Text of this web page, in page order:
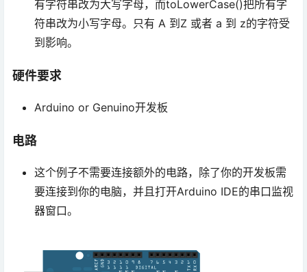
有字符串改为大写字母，而toLowerCase()把所有字
符串改为小写字母。只有 A 到Z 或者 a 到 z的字符受
到影响。
硬件要求
Arduino or Genuino开发板
电路
这个例子不需要连接额外的电路，除了你的开发板需
要连接到你的电脑，并且打开Arduino IDE的串口监视
器窗口。